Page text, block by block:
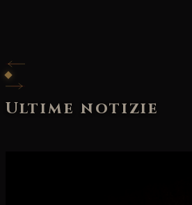
Ultime notizie